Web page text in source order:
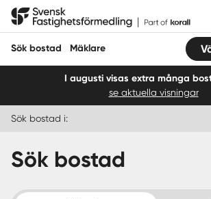
Hoppa
Svensk Fastighetsförmedling
Sök bostad Mäklare
Sälja
I augusti visas extra många
se aktuella visningar
Sök bostad i:
Sök bostad